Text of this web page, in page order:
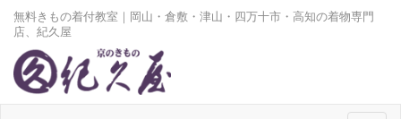
無料きもの着付教室｜岡山・倉敷・津山・四万十市・高知の着物専門
店、紀久屋